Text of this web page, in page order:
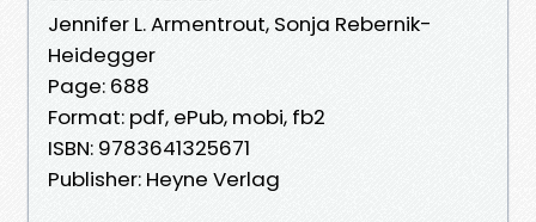
Jennifer L. Armentrout, Sonja Rebernik-
Heidegger
Page: 688
Format: pdf, ePub, mobi, fb2
ISBN: 9783641325671
Publisher: Heyne Verlag